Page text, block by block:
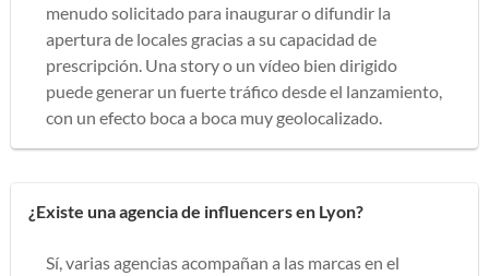
menudo solicitado para inaugurar o difundir la
apertura de locales gracias a su capacidad de
prescripción. Una story o un vídeo bien dirigido
puede generar un fuerte tráfico desde el lanzamiento,
con un efecto boca a boca muy geolocalizado.
¿Existe una agencia de influencers en Lyon?
Sí, varias agencias acompañan a las marcas en el